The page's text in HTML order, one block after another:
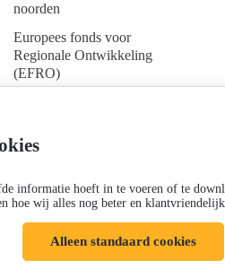
informatie hoeft in te voeren of te
hoe wij alles nog beter en
Alleen standaard cookies
noorden
Europees fonds voor
Regionale Ontwikkeling
(EFRO)
Gemeenschappelijk